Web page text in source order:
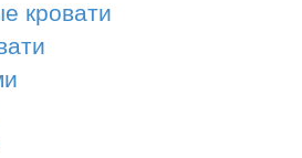
кровати